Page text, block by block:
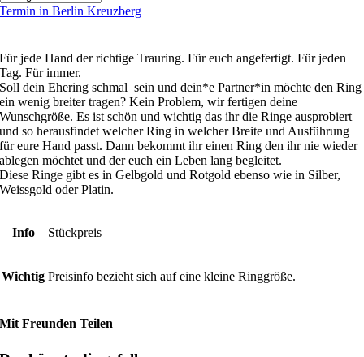
Termin in Berlin Kreuzberg
Für jede Hand der richtige Trauring. Für euch angefertigt. Für jeden
Tag. Für immer.
Soll dein Ehering schmal sein und dein*e Partner*in möchte den Ring
ein wenig breiter tragen? Kein Problem, wir fertigen deine
Wunschgröße. Es ist schön und wichtig das ihr die Ringe ausprobiert
und so herausfindet welcher Ring in welcher Breite und Ausführung
für eure Hand passt. Dann bekommt ihr einen Ring den ihr nie wieder
ablegen möchtet und der euch ein Leben lang begleitet.
Diese Ringe gibt es in Gelbgold und Rotgold ebenso wie in Silber,
Weissgold oder Platin.
Info Stückpreis
Wichtig Preisinfo bezieht sich auf eine kleine Ringgröße.
Mit Freunden Teilen